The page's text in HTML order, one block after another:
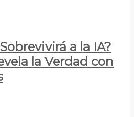
a la IA?
la Verdad con